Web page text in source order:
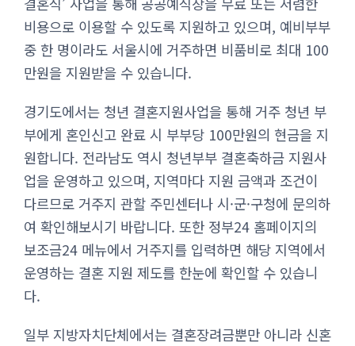
비용으로 이용할 수 있도록 지원하고 있으며, 예비부부
중 한 명이라도 서울시에 거주하면 비품비로 최대 100
만원을 지원받을 수 있습니다.
경기도에서는 청년 결혼지원사업을 통해 거주 청년 부
부에게 혼인신고 완료 시 부부당 100만원의 현금을 지
원합니다. 전라남도 역시 청년부부 결혼축하금 지원사
업을 운영하고 있으며, 지역마다 지원 금액과 조건이
다르므로 거주지 관할 주민센터나 시·군·구청에 문의하
여 확인해보시기 바랍니다. 또한 정부24 홈페이지의
보조금24 메뉴에서 거주지를 입력하면 해당 지역에서
운영하는 결혼 지원 제도를 한눈에 확인할 수 있습니
다.
일부 지방자치단체에서는 결혼장려금뿐만 아니라 신혼